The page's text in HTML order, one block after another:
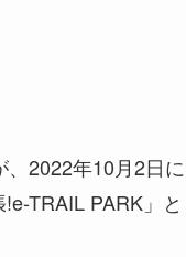
2022年10月2日に
TRAIL PARK」と